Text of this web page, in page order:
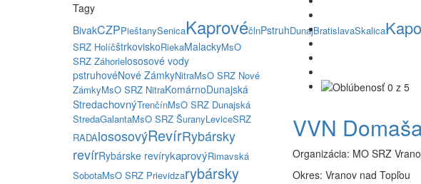
Tagy
BivakCZPPieštanySenicaKaprovéčlnPstruhDunajBratislavaSkalica
SRZ HolíčštrkoviskoRiekaMalackyMsO
SRZ Záhorielososové vody
pstruhovéNové ZámkyNitraMsO SRZ Nové
ZámkyMsO SRZ NitraKomárnoDunajská
StredachovnýTrenčínMsO SRZ Dunajská
StredaGalantaMsO SRZ ŠuranyLeviceSRZ
RADAlososovýRevírRybársky
revírRybárske revírykaprovýRimavská
SobotaMsO SRZ Prievidzarybársky
VVN
Organizácia: MO SRZ
Okres: Vranov nad Topľou